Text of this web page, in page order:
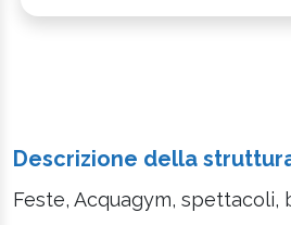
Descrizione della
Feste, Acquagym, spettacoli,